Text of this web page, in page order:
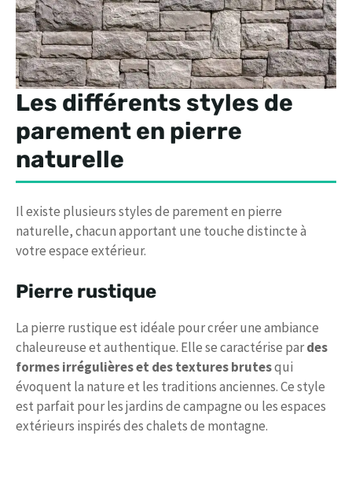
Les différents styles de
parement en pierre
naturelle
Il existe plusieurs styles de parement en pierre
naturelle, chacun apportant une touche distincte à
votre espace extérieur.
Pierre rustique
La pierre rustique est idéale pour créer une ambiance
chaleureuse et authentique. Elle se caractérise pardes
formes irrégulières et des textures brutesqui
évoquent la nature et les traditions anciennes. Ce style
est parfait pour les jardins de campagne ou les espaces
extérieurs inspirés des chalets de montagne.